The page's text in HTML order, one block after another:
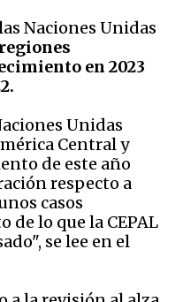
Naciones Unidas
en 2023
Unidas
Central y
de este año
respecto a
casos
de lo que la CEPAL
se lee en el